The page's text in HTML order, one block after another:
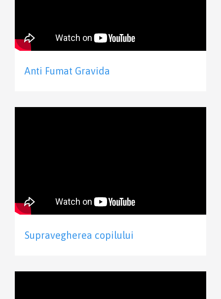
Anti Fumat Gravida
Supravegherea copilului